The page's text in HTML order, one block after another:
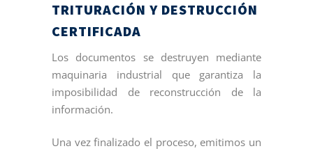
TRITURACIÓN Y DESTRUCCIÓN
CERTIFICADA
Los documentos se destruyen mediante
maquinaria industrial que garantiza la
imposibilidad de reconstrucción de la
información.
Una vez finalizado el proceso, emitimos un